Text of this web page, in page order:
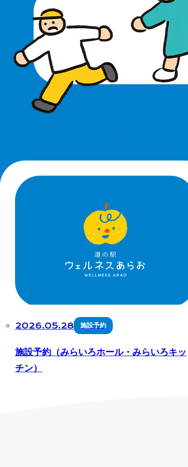
すべての記事
施設予約（みらいろホール・みらいろキッ
チン）
2026.05.28 施設予約